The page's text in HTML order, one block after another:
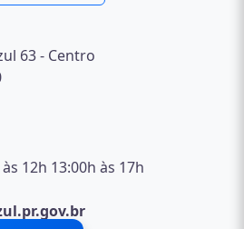
63 - Centro
12h 13:00h às 17h